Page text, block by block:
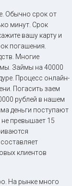
Обычно срок от
минут. Срок
вашу карту и
погашения.
Многие
Займы на 40000
Процесс онлайн-
Погасить заем
рублей в нашем
деньги поступают
превышает 15
клиентов
На рынке много